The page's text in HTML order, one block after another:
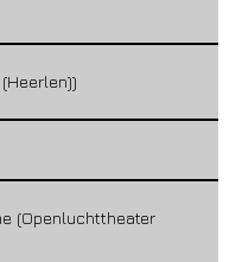
(Openluchttheater